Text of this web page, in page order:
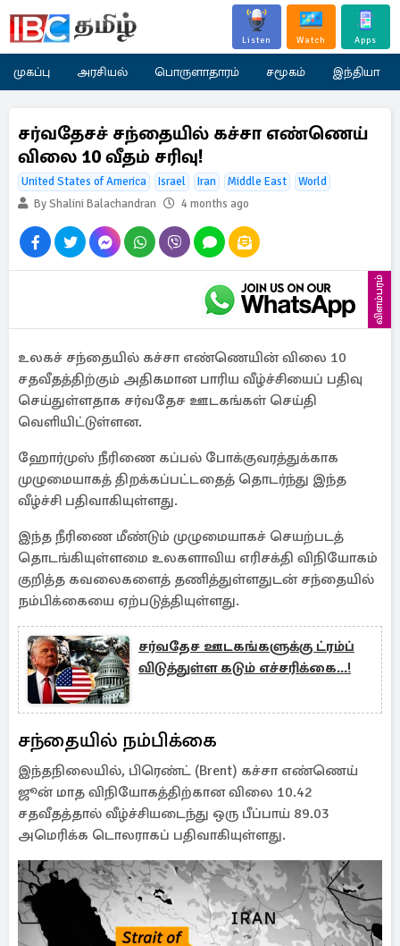
Listen Watch Apps
முகப்பு அரசியல் பொருளாதாரம் சமூகம் இந்தியா
சர்வதேசச் சந்தையில் கச்சா எண்ணெய்
விலை 10 வீதம் சரிவு!
United States of America Israel Iran Middle East
World
By Shalini Balachandran
4 months ago
விளம்பரம்
உலகச் சந்தையில் கச்சா எண்ணெயின் விலை 10
சதவீதத்திற்கும் அதிகமான பாரிய வீழ்ச்சியைப் பதிவு
செய்துள்ளதாக சர்வதேச ஊடகங்கள் செய்தி
வெளியிட்டுள்ளன.
ஹோர்முஸ் நீரிணை கப்பல் போக்குவரத்துக்காக
முழுமையாகத் திறக்கப்பட்டதைத் தொடர்ந்து இந்த
வீழ்ச்சி பதிவாகியுள்ளது.
இந்த நீரிணை மீண்டும் முழுமையாகச் செயற்படத்
தொடங்கியுள்ளமை உலகளாவிய எரிசக்தி விநியோகம்
குறித்த கவலைகளைத் தணித்துள்ளதுடன் சந்தையில்
நம்பிக்கையை ஏற்படுத்தியுள்ளது.
சர்வதேச ஊடகங்களுக்கு ட்ரம்ப்
விடுத்துள்ள கடும் எச்சரிக்கை...!
சந்தையில் நம்பிக்கை
இந்தநிலையில், பிரெண்ட் (Brent) கச்சா எண்ணெய்
ஜூன் மாத விநியோகத்திற்கான விலை 10.42
சதவீதத்தால் வீழ்ச்சியடைந்து ஒரு பீப்பாய் 89.03
அமெரிக்க டொலராகப் பதிவாகியுள்ளது.